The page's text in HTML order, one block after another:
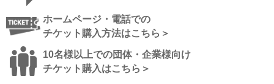
ホームページ・電話での
チケット購入方法はこちら＞
10名様以上での団体・企業様向け
チケット購入はこちら＞